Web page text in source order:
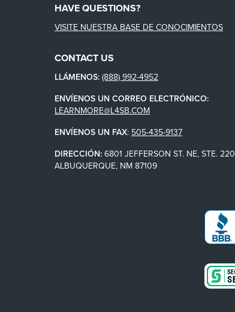
HAVE QUESTIONS?
VISITE NUESTRA BASE DE CONOCIMIENTOS
CONTACT US
LLÁMENOS: (888) 992-4952
ENVÍENOS UN CORREO ELECTRÓNICO:
LEARNMORE@L4SB.COM
ENVÍENOS UN FAX: 505-435-9137
DIRECCIÓN: 6801 JEFFERSON ST. NE, STE. 220
ALBUQUERQUE, NM 87109